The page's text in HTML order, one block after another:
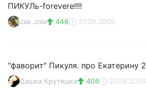
ПИКУЛь-forevere!!!!
Jak Jola 448 27.09.2006
"фаворит" Пикуля. про Екатерину 2
Дашка Крутяшка 406 27.09.2006